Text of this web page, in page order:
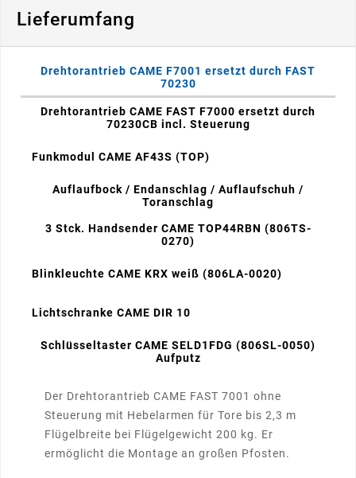
Lieferumfang
Drehtorantrieb CAME F7001 ersetzt durch FAST
70230
Drehtorantrieb CAME FAST F7000 ersetzt durch
70230CB incl. Steuerung
Funkmodul CAME AF43S (TOP)
Auflaufbock / Endanschlag / Auflaufschuh /
Toranschlag
3 Stck. Handsender CAME TOP44RBN (806TS-
0270)
Blinkleuchte CAME KRX weiß (806LA-0020)
Lichtschranke CAME DIR 10
Schlüsseltaster CAME SELD1FDG (806SL-0050)
Aufputz
Der Drehtorantrieb CAME FAST 7001 ohne
Steuerung mit Hebelarmen für Tore bis 2,3 m
Flügelbreite bei Flügelgewicht 200 kg. Er
ermöglicht die Montage an großen Pfosten.